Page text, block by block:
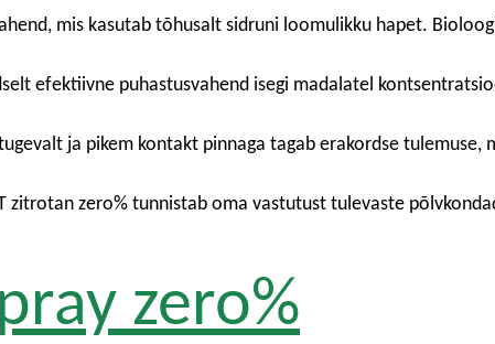
mis kasutab tõhusalt sidruni loomulikku hapet.
efektiivne puhastusvahend isegi madalatel
ja pikem kontakt pinnaga tagab erakordse
zitrotan zero% tunnistab oma vastutust tulevaste
zero%